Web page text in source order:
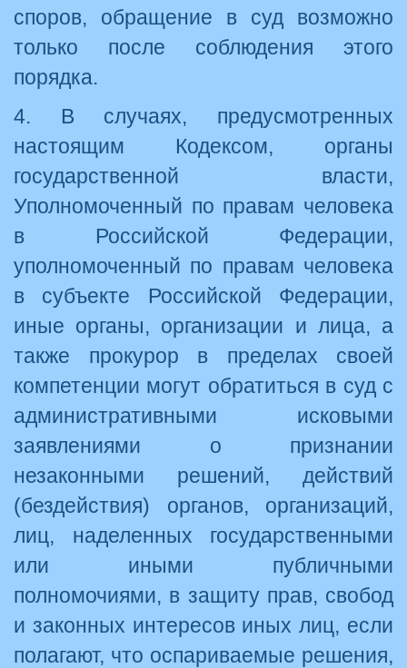
споров, обращение в суд возможно
только после соблюдения этого
порядка.
4. В случаях, предусмотренных
настоящим Кодексом, органы
государственной власти,
Уполномоченный по правам человека
в Российской Федерации,
уполномоченный по правам человека
в субъекте Российской Федерации,
иные органы, организации и лица, а
также прокурор в пределах своей
компетенции могут обратиться в суд с
административными исковыми
заявлениями о признании
незаконными решений, действий
(бездействия) органов, организаций,
лиц, наделенных государственными
или иными публичными
полномочиями, в защиту прав, свобод
и законных интересов иных лиц, если
полагают, что оспариваемые решения,